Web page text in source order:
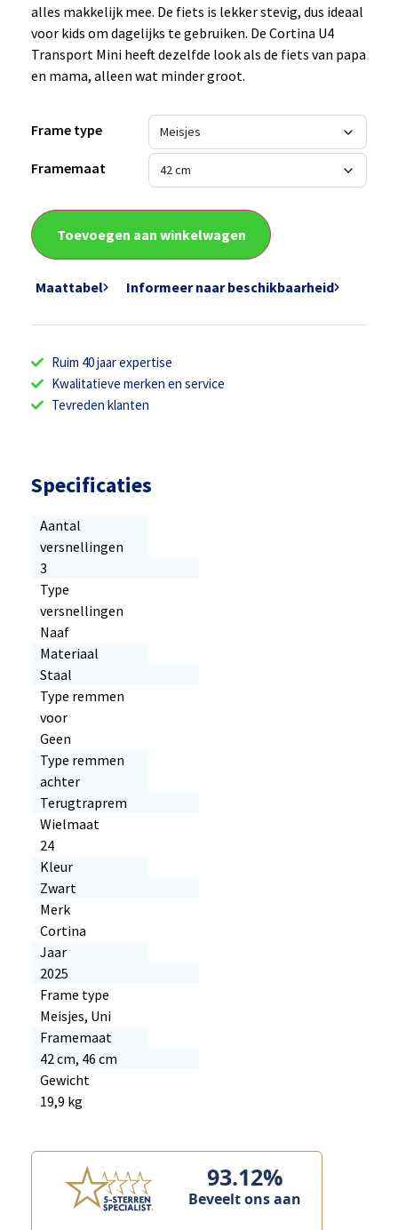
alles makkelijk mee. De fiets is lekker stevig, dus ideaal
voor kids om dagelijks te gebruiken. De Cortina U4
Transport Mini heeft dezelfde look als de fiets van papa
en mama, alleen wat minder groot.
Frame type
Framemaat
Toevoegen aan winkelwagen
Maattabel Informeer naar beschikbaarheid
Ruim 40 jaar expertise
Kwalitatieve merken en service
Tevreden klanten
Specificaties
Aantal
versnellingen
3
Type
versnellingen
Naaf
Materiaal
Staal
Type remmen
voor
Geen
Type remmen
achter
Terugtraprem
Wielmaat
24
Kleur
Zwart
Merk
Cortina
Jaar
2025
Frame type
Meisjes, Uni
Framemaat
42 cm, 46 cm
Gewicht
19,9 kg
93.12%
Beveelt ons aan